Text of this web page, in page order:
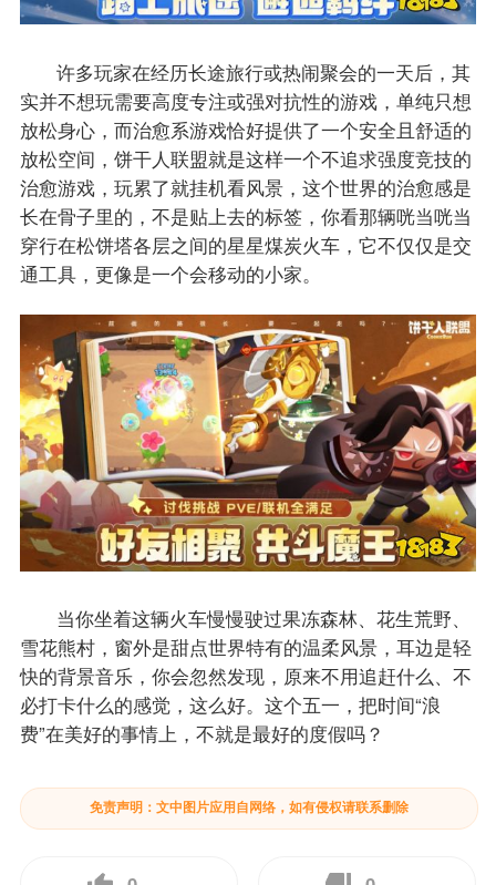
许多玩家在经历长途旅行或热闹聚会的一天后，其
实并不想玩需要高度专注或强对抗性的游戏，单纯只想
放松身心，而治愈系游戏恰好提供了一个安全且舒适的
放松空间，饼干人联盟就是这样一个不追求强度竞技的
治愈游戏，玩累了就挂机看风景，这个世界的治愈感是
长在骨子里的，不是贴上去的标签，你看那辆咣当咣当
穿行在松饼塔各层之间的星星煤炭火车，它不仅仅是交
通工具，更像是一个会移动的小家。
当你坐着这辆火车慢慢驶过果冻森林、花生荒野、
雪花熊村，窗外是甜点世界特有的温柔风景，耳边是轻
快的背景音乐，你会忽然发现，原来不用追赶什么、不
必打卡什么的感觉，这么好。这个五一，把时间“浪
费”在美好的事情上，不就是最好的度假吗？
免责声明：文中图片应用自网络，如有侵权请联系删除